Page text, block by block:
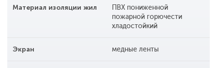
Материал изоляции жил
ПВХ пониженной
пожарной горючести
хладостойкий
Экран медные ленты